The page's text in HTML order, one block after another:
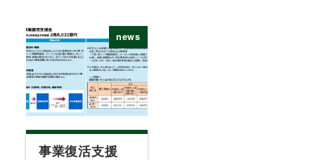
news
事業復活支援